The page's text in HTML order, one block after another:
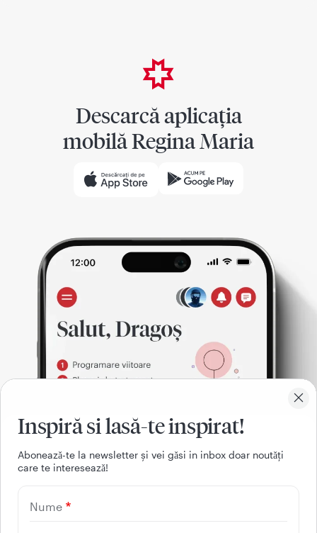
Inspiră si lasă-te inspirat!
Aboneazǎ-te la newsletter și vei gǎsi in inbox doar noutǎți
care te intereseazǎ!
Nume
Descarcă aplicația
mobilă Regina Maria